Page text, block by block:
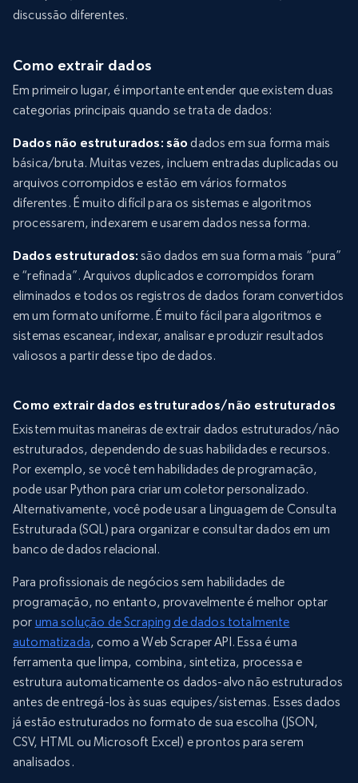
discussão diferentes.
Como extrair dados
Em primeiro lugar, é importante entender que existem duas
categorias principais quando se trata de dados:
Dados não estruturados: sãodados em sua forma mais
básica/bruta. Muitas vezes, incluem entradas duplicadas ou
arquivos corrompidos e estão em vários formatos
diferentes. É muito difícil para os sistemas e algoritmos
processarem, indexarem e usarem dados nessa forma.
Dados estruturados:são dados em sua forma mais “pura”
e “refinada”. Arquivos duplicados e corrompidos foram
eliminados e todos os registros de dados foram convertidos
em um formato uniforme. É muito fácil para algoritmos e
sistemas escanear, indexar, analisar e produzir resultados
valiosos a partir desse tipo de dados.
Como extrair dados estruturados/não estruturados
Existem muitas maneiras de extrair dados estruturados/não
estruturados, dependendo de suas habilidades e recursos.
Por exemplo, se você tem habilidades de programação,
pode usar Python para criar um coletor personalizado.
Alternativamente, você pode usar a Linguagem de Consulta
Estruturada (SQL) para organizar e consultar dados em um
banco de dados relacional.
Para profissionais de negócios sem habilidades de
programação, no entanto, provavelmente é melhor optar
por uma solução de Scraping de dados totalmente
automatizada, como a Web Scraper API. Essa é uma
ferramenta que limpa, combina, sintetiza, processa e
estrutura automaticamente os dados-alvo não estruturados
antes de entregá-los às suas equipes/sistemas. Esses dados
já estão estruturados no formato de sua escolha (JSON,
CSV, HTML ou Microsoft Excel) e prontos para serem
analisados.